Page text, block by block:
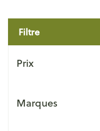
Filtre
Prix
Marques